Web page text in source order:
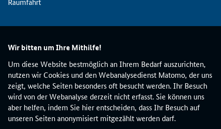
Wir bitten um Ihre Mithilfe!
Um diese Website bestmöglich an Ihrem Bedarf auszurichten,
nutzen wir Cookies und den Webanalysedienst Matomo, der uns
zeigt, welche Seiten besonders oft besucht werden. Ihr Besuch
wird von der Webanalyse derzeit nicht erfasst. Sie können uns
aber helfen, indem Sie hier entscheiden, dass Ihr Besuch auf
unseren Seiten anonymisiert mitgezählt werden darf.